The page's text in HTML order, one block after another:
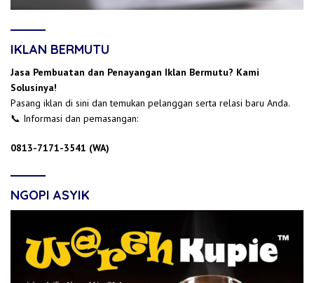
IKLAN BERMUTU
Jasa Pembuatan dan Penayangan Iklan Bermutu? Kami
Solusinya!
Pasang iklan di sini dan temukan pelanggan serta relasi baru Anda.
📞 Informasi dan pemasangan:
0813-7171-3541 (WA)
NGOPI ASYIK